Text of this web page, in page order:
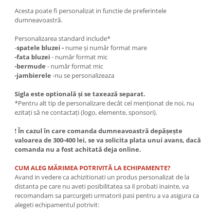
Acesta poate fi personalizat in functie de preferintele
dumneavoastră.
Personalizarea standard include*
-spatele bluzei - nume și număr format mare
-fata bluzei - număr format mic
-bermude - număr format mic
-jambierele -nu se personalizeaza
Sigla este optională și se taxează separat.
*Pentru alt tip de personalizare decât cel menționat de noi, nu
ezitați să ne contactați (logo, elemente, sponsori).
! În cazul în care comanda dumneavoastră depășește
valoarea de 300-400 lei, se va solicita plata unui avans, dacă
comanda nu a fost achitată deja online.
CUM ALEG MĂRIMEA POTRIVITĂ LA ECHIPAMENTE?
Avand in vedere ca achizitionati un produs personalizat de la
distanta pe care nu aveti posibilitatea sa il probati inainte, va
recomandam sa parcurgeti urmatorii pasi pentru a va asigura ca
alegeti echipamentul potrivit: